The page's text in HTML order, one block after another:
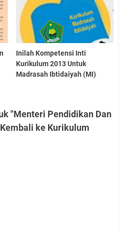
Inilah Kompetensi Inti
Kurikulum 2013 Untuk
Madrasah Ibtidaiyah (MI)
"Menteri Pendidikan Dan
ke Kurikulum